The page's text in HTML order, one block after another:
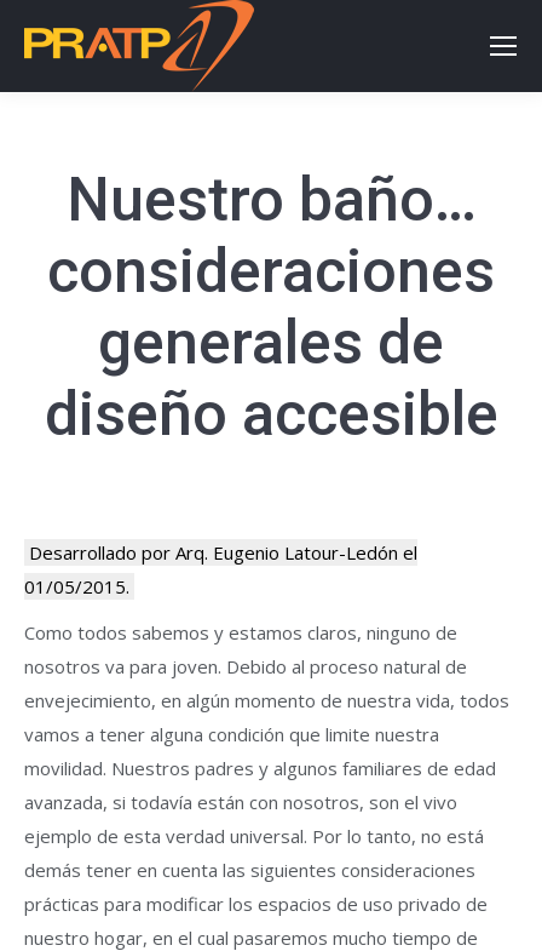
Nuestro baño…
consideraciones
generales de
diseño accesible
Desarrollado por Arq. Eugenio Latour-Ledón el
01/05/2015.
Como todos sabemos y estamos claros, ninguno de
nosotros va para joven. Debido al proceso natural de
envejecimiento, en algún momento de nuestra vida, todos
vamos a tener alguna condición que limite nuestra
movilidad. Nuestros padres y algunos familiares de edad
avanzada, si todavía están con nosotros, son el vivo
ejemplo de esta verdad universal. Por lo tanto, no está
demás tener en cuenta las siguientes consideraciones
prácticas para modificar los espacios de uso privado de
nuestro hogar, en el cual pasaremos mucho tiempo de